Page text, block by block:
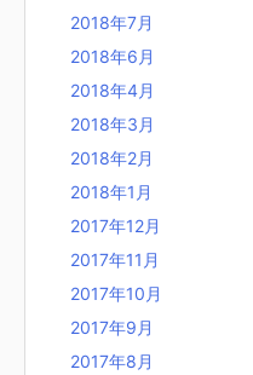
2018年7月
2018年6月
2018年4月
2018年3月
2018年2月
2018年1月
2017年12月
2017年11月
2017年10月
2017年9月
2017年8月